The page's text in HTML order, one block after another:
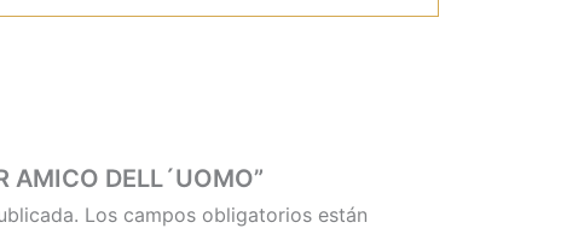
DELL´UOMO”
Los campos obligatorios están